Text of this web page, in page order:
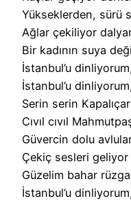
Yükseklerden, sürü
Ağlar çekiliyor
Bir kadının suya
İstanbul’u
İstanbul’u
Serin serin
Cıvıl cıvıl
Güvercin dolu
Çekiç sesleri
Güzelim bahar
İstanbul’u